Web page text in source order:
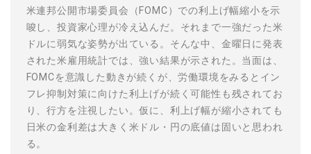
現物株式
株式CFD
株価指数CFD
エネルギーCFD
貴金属CFD
ソフトコモディティCFD
NEW
バトルCFD
ゼロカットとロスカット
スワップとロールオーバー
入出金方法
レバレッジ
NEW
取引時間
取引計算シミュレーター
注文執行ポリシー
口座タイプ
法人のお客様
ゼロ口座
デモ口座
ウォレット口座
NEW
口座開設フォーム
必要書類
開設方法
プラットフォーム
cTrader
AXIORYアプリ
AXIORYポータル
ツール
MT4/MT5 ヒストリカルデータ
EA(エキスパートアドバイザー)
カスタムインジケーター
日本時間表示インジケータ
ストライク インジケータ
MQLシグナル
パートナー
パートナーシップ・プログラム
特別・VIPプログラム
NEW
ニュース
ニュースリリース
お知らせ
マーケットニュース
会社概要
企業情報
会社概要
役員紹介
English
米連邦公開市場委員会（FOMC）での利上げ幅縮小を示
唆し、投資家心理が冷え込んだ。それまで一強だった米
ドルに弱気な姿勢が出ている。そんな中、金曜日に発表
された米雇用統計では、強い結果が示された。当面は、
FOMCを意識した動きが続くが、労働環境をみるとイン
フレ抑制対策に向けた利上げが続く可能性も残されてお
り、行方を注視したい。仮に、利上げ幅が縮小されても
日米の金利差は大きく米ドル・円の底値は固いと思われ
る。